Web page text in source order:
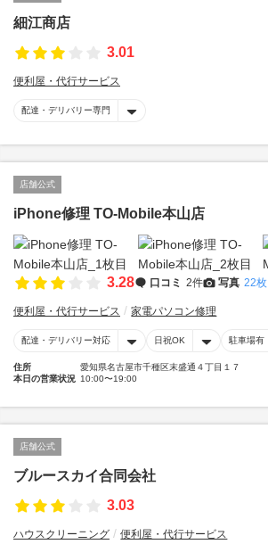
細江商店
3.01
便利屋・代行サービス
配達・デリバリー専門
店舗公式
iPhone修理 TO-Mobile本山店
3.28 口コミ 2件 写真 22枚
便利屋・代行サービス 家電パソコン修理
配達・デリバリー対応 日祝OK 駐車場有
住所
愛知県名古屋市千種区末盛通４丁目１７
本日の営業状況 10:00〜19:00
店舗公式
ブルースカイ合同会社
3.03
ハウスクリーニング 便利屋・代行サービス